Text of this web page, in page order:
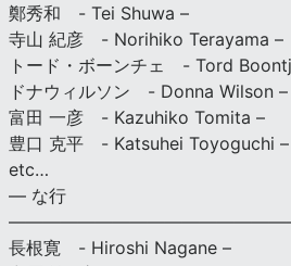
鄭秀和 - Tei Shuwa –
寺山 紀彦 - Norihiko Terayama –
トード・ボーンチェ - Tord
ドナウィルソン - Donna Wilson –
富田 一彦 - Kazuhiko Tomita –
豊口 克平 - Katsuhei Toyoguchi –
etc…
— な行
長根寛 - Hiroshi Nagane –